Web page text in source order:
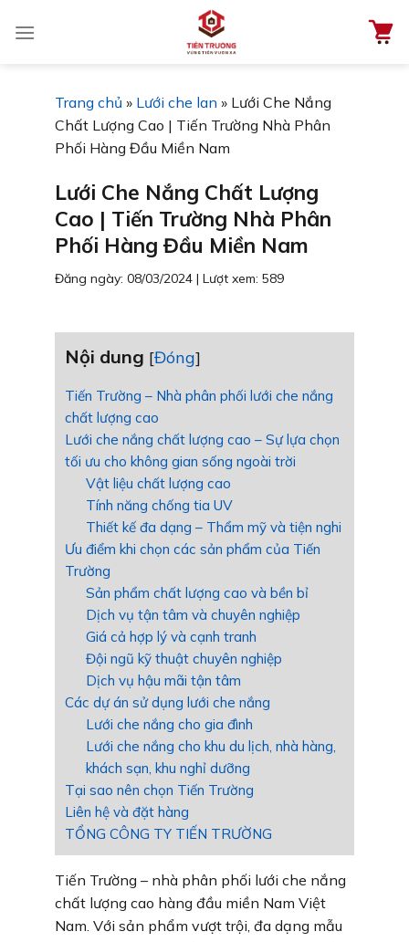
đến
Trang chủ » Lưới che lan » Lưới Che Nắng
Chất Lượng Cao | Tiến Trường Nhà Phân
Phối Hàng Đầu Miền Nam
Lưới Che Nắng Chất Lượng
Cao | Tiến Trường Nhà Phân
Phối Hàng Đầu Miền Nam
Đăng ngày: 08/03/2024 | Lượt xem: 589
Nội dung [Đóng]
Tiến Trường – Nhà phân phối lưới che nắng
chất lượng cao
Lưới che nắng chất lượng cao – Sự lựa chọn
tối ưu cho không gian sống ngoài trời
Vật liệu chất lượng cao
Tính năng chống tia UV
Thiết kế đa dạng – Thẩm mỹ và tiện nghi
Ưu điểm khi chọn các sản phẩm của Tiến
Trường
Sản phẩm chất lượng cao và bền bỉ
Dịch vụ tận tâm và chuyên nghiệp
Giá cả hợp lý và cạnh tranh
Đội ngũ kỹ thuật chuyên nghiệp
Dịch vụ hậu mãi tận tâm
Các dự án sử dụng lưới che nắng
Lưới che nắng cho gia đình
Lưới che nắng cho khu du lịch, nhà hàng,
khách sạn, khu nghỉ dưỡng
Tại sao nên chọn Tiến Trường
Liên hệ và đặt hàng
TỔNG CÔNG TY TIẾN TRƯỜNG
Tiến Trường – nhà phân phối lưới che nắng
chất lượng cao hàng đầu miền Nam Việt
Nam. Với sản phẩm vượt trội, đa dạng mẫu